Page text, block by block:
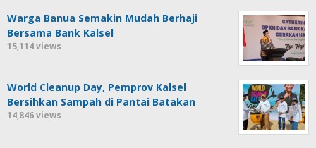
Warga Banua Semakin Mudah Berhaji
Bersama Bank Kalsel
15,114 views
World Cleanup Day, Pemprov Kalsel
Bersihkan Sampah di Pantai Batakan
14,846 views